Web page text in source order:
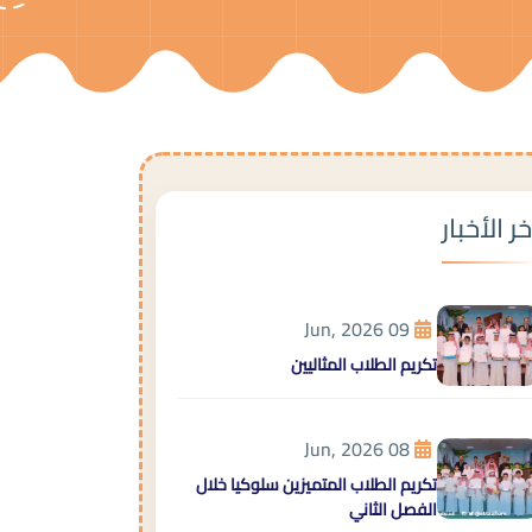
الأخبار
تكريم الطلاب المثاليين
08 Jun, 2026
تكريم الطلاب المتميزين سلوكيا خلال
الفصل الثاني